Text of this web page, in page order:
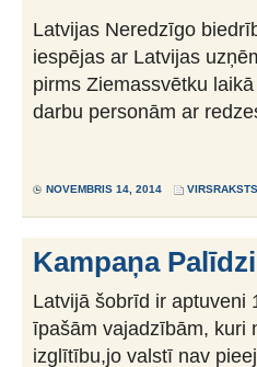
Latvijas Neredzīgo
iespējas ar Latvijas
pirms Ziemassvētku
darbu personām ar
NOVEMBRIS 14, 2014 VIRSRAKSTS
Kampaņa
Latvijā šobrīd ir aptuveni
īpašām vajadzībām, kuri
izglītību,jo valstī nav